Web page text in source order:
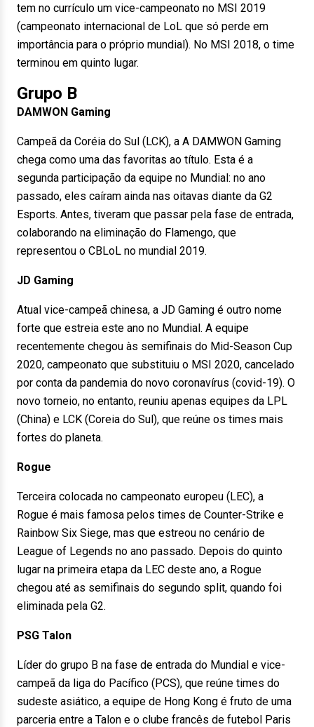
tem no currículo um vice-campeonato no MSI 2019
(campeonato internacional de LoL que só perde em
importância para o próprio mundial). No MSI 2018, o time
terminou em quinto lugar.
Grupo B
DAMWON Gaming
Campeã da Coréia do Sul (LCK), a A DAMWON Gaming
chega como uma das favoritas ao título. Esta é a
segunda participação da equipe no Mundial: no ano
passado, eles caíram ainda nas oitavas diante da G2
Esports. Antes, tiveram que passar pela fase de entrada,
colaborando na eliminação do Flamengo, que
representou o CBLoL no mundial 2019.
JD Gaming
Atual vice-campeã chinesa, a JD Gaming é outro nome
forte que estreia este ano no Mundial. A equipe
recentemente chegou às semifinais do Mid-Season Cup
2020, campeonato que substituiu o MSI 2020, cancelado
por conta da pandemia do novo coronavírus (covid-19). O
novo torneio, no entanto, reuniu apenas equipes da LPL
(China) e LCK (Coreia do Sul), que reúne os times mais
fortes do planeta.
Rogue
Terceira colocada no campeonato europeu (LEC), a
Rogue é mais famosa pelos times de Counter-Strike e
Rainbow Six Siege, mas que estreou no cenário de
League of Legends no ano passado. Depois do quinto
lugar na primeira etapa da LEC deste ano, a Rogue
chegou até as semifinais do segundo split, quando foi
eliminada pela G2.
PSG Talon
Líder do grupo B na fase de entrada do Mundial e vice-
campeã da liga do Pacífico (PCS), que reúne times do
sudeste asiático, a equipe de Hong Kong é fruto de uma
parceria entre a Talon e o clube francês de futebol Paris